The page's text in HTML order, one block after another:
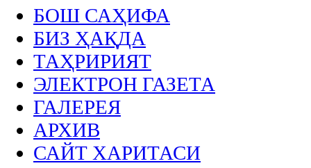
БОШ САҲИФА
БИЗ ҲАҚДА
ТАҲРИРИЯТ
ЭЛЕКТРОН ГАЗЕТА
ГАЛЕРЕЯ
АРХИВ
САЙТ ХАРИТАСИ